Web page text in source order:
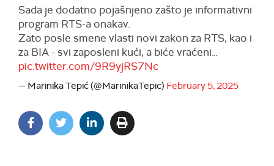
Sada je dodatno pojašnjeno zašto je informativni
program RTS-a onakav.
Zato posle smene vlasti novi zakon za RTS, kao i
za BIA - svi zaposleni kući, a biće vraćeni…
pic.twitter.com/9R9yjRS7Nc
— Marinika Tepić (@MarinikaTepic) February 5, 2025